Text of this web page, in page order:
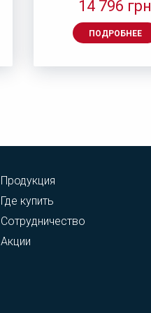
14 796 грн
ПОДРОБНЕЕ
Продукция
Где купить
Сотрудничество
Акции